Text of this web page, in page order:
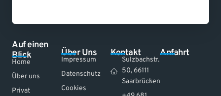
Auf einen
Blick
Home
Über uns
Privat
Über Uns
Impressum
Datenschutz
Cookies
Kontakt
Sulzbachstr.
50, 66111
Saarbrücken
Anfahrt